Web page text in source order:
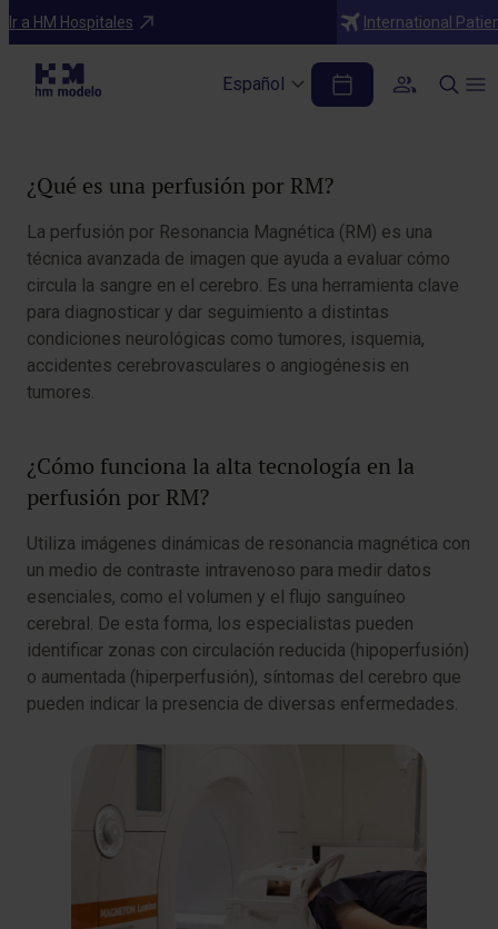
Ir a HM Hospitales International
Español
Diagnósticos
Perfusión por RM
¿Qué es una perfusión por RM?
La perfusión por Resonancia Magnética (RM) es una
técnica avanzada de imagen que ayuda a evaluar cómo
circula la sangre en el cerebro. Es una herramienta clave
para diagnosticar y dar seguimiento a distintas
condiciones neurológicas como tumores, isquemia,
accidentes cerebrovasculares o angiogénesis en
tumores.
¿Cómo funciona la alta tecnología en la
perfusión por RM?
Utiliza imágenes dinámicas de resonancia magnética con
un medio de contraste intravenoso para medir datos
esenciales, como el volumen y el flujo sanguíneo
cerebral. De esta forma, los especialistas pueden
identificar zonas con circulación reducida (hipoperfusión)
o aumentada (hiperperfusión), síntomas del cerebro que
pueden indicar la presencia de diversas enfermedades.